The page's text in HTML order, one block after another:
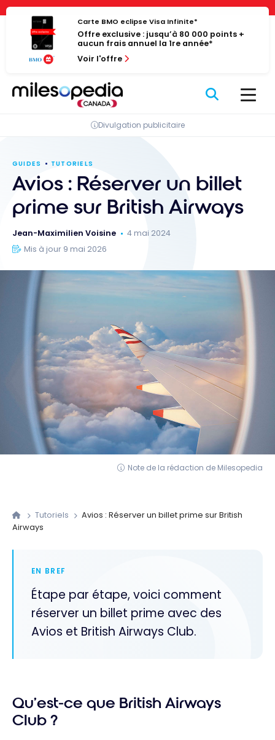
Panneau de gestion des cookies
Passer
contenu
Carte BMO eclipse Visa Infinite*
Offre exclusive : jusqu’à 80 000 points +
aucun frais annuel la 1re année*
Voir l'offre
Divulgation publicitaire
GUIDES TUTORIELS
Avios : Réserver un billet
prime sur British Airways
Jean-Maximilien Voisine
4 mai 2024
Mis à jour 9 mai 2026
Note de la rédaction de Milesopedia
Tutoriels
Avios : Réserver un billet prime sur British
Airways
EN BREF
Étape par étape, voici comment
réserver un billet prime avec des
Avios et British Airways Club.
Qu’est-ce que British Airways
Club ?